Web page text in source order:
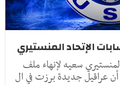
الإتحاد المنستيري
سعيه لإنهاء ملف
أن عراقيل جديدة برزت في ال